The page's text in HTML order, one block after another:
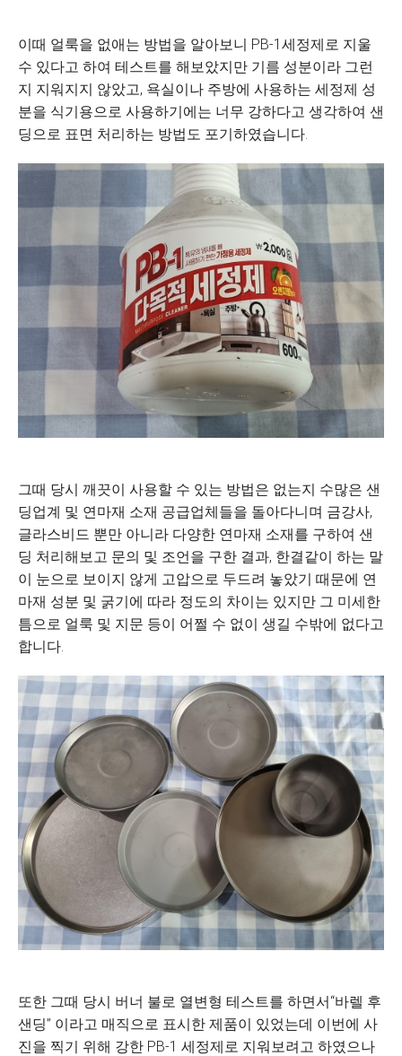
이때 얼룩을 없애는 방법을 알아보니 PB-1세정제로 지울
수 있다고 하여 테스트를 해보았지만 기름 성분이라 그런
지 지워지지 않았고, 욕실이나 주방에 사용하는 세정제 성
분을 식기용으로 사용하기에는 너무 강하다고 생각하여 샌
딩으로 표면 처리하는 방법도 포기하였습니다.
그때 당시 깨끗이 사용할 수 있는 방법은 없는지 수많은 샌
딩업계 및 연마재 소재 공급업체들을 돌아다니며 금강사,
글라스비드 뿐만 아니라 다양한 연마재 소재를 구하여 샌
딩 처리해보고 문의 및 조언을 구한 결과, 한결같이 하는 말
이 눈으로 보이지 않게 고압으로 두드려 놓았기 때문에 연
마재 성분 및 굵기에 따라 정도의 차이는 있지만 그 미세한
틈으로 얼룩 및 지문 등이 어쩔 수 없이 생길 수밖에 없다고
합니다.
또한 그때 당시 버너 불로 열변형 테스트를 하면서“바렐 후
샌딩” 이라고 매직으로 표시한 제품이 있었는데 이번에 사
진을 찍기 위해 강한 PB-1 세정제로 지워보려고 하였으나